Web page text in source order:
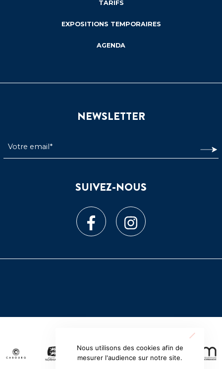
TARIFS
EXPOSITIONS TEMPORAIRES
AGENDA
NEWSLETTER
SUIVEZ-NOUS
Nous utilisons des cookies afin de
mesurer l'audience sur notre site.